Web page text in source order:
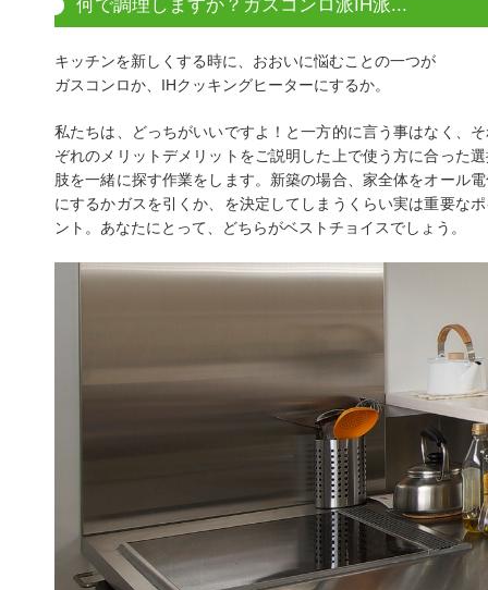
何で調理しますか？ガスコンロ派IH派...
キッチンを新しくする時に、おおいに悩むことの一つが
ガスコンロか、IHクッキングヒーターにするか。
私たちは、どっちがいいですよ！と一方的に言う事はなく、
ぞれのメリットデメリットをご説明した上で使う方に合った
肢を一緒に探す作業をします。新築の場合、家全体をオール
にするかガスを引くか、を決定してしまうくらい実は重要な
ント。あなたにとって、どちらがベストチョイスでしょう。